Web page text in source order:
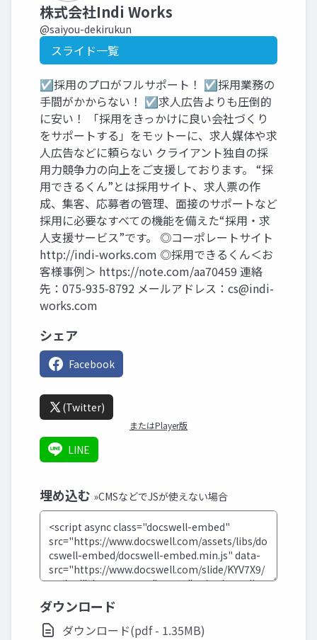
株式会社Indi Works
@saiyou-dekirukun
スライド一覧
☑採用のプロがフルサポート！ ☑採用業務の
手間がかからない！ ☑求人広告よりも圧倒的
に安い！ 「採用をきっかけに良い会社づくり
をサポートする」をモットーに、求人媒体や求
人広告などに頼らない クライアント独自の採
用力競争力の向上をご支援しております。 “採
用できるくん”とは採用サイト、求人票の作
成、集客、応募者の管理、面接のサポートなど
採用に必要なすべての機能を備えた“採用・求
人支援サービス”です。 ◎コーポレートサイト
http://indi-works.com ◎採用できるくん＜お
客様事例＞ https://note.com/aa70459 連絡
先：075-935-8792 メールアドレス： cs@indi-
works.com
シェア
Facebook
(Twitter)
またはPlayer版
LINE
埋め込む »CMSなどでJSが使えない場合
ダウンロード
ダウンロード(pdf - 1.35MB)